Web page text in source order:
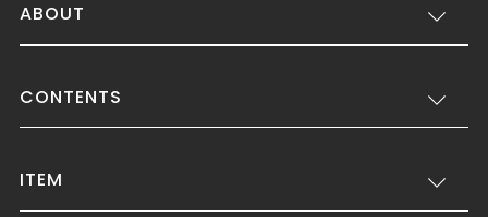
ABOUT
CONTENTS
ITEM